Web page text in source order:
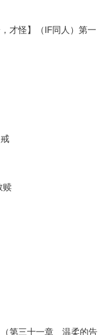
才怪】（IF同人）第一
赎
（第三十一章 温柔的告